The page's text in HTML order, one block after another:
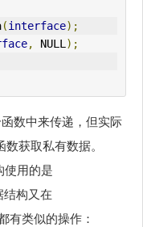
(interface);
, NULL );
数中来传递，但实际
获取私有数据。
使用的是
结构又在
有类似的操作：